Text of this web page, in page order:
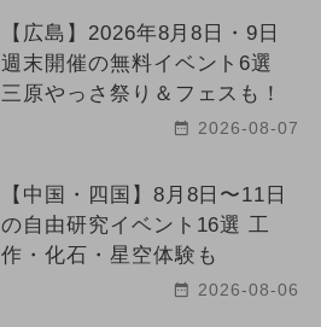
【広島】2026年8月8日・9日
週末開催の無料イベント6選
三原やっさ祭り＆フェスも！
2026-08-07
【中国・四国】8月8日〜11日
の自由研究イベント16選 工
作・化石・星空体験も
2026-08-06